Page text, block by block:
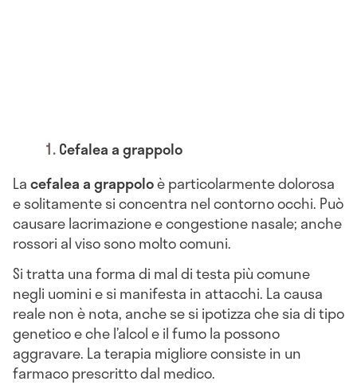
Cefalea a grappolo
Lacefalea a grappoloè particolarmente dolorosa
e solitamente si concentra nel contorno occhi. Può
causare lacrimazione e congestione nasale; anche
rossori al viso sono molto comuni.
Si tratta una forma di mal di testa più comune
negli uomini e si manifesta in attacchi. La causa
reale non è nota, anche se si ipotizza che sia di tipo
genetico e che l’alcol e il fumo la possono
aggravare. La terapia migliore consiste in un
farmaco prescritto dal medico.